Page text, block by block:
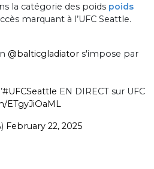
la catégorie des poids poids
marquant à l’UFC Seattle.
@balticgladiator s'impose par
#UFCSeattle EN DIRECT sur UFC
ETgyJiOaML
February 22, 2025